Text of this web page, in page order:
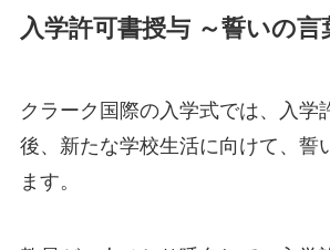
入学許可書授与 ～誓いの言
クラーク国際の入学式では、入学
後、新たな学校生活に向けて、誓
ます。